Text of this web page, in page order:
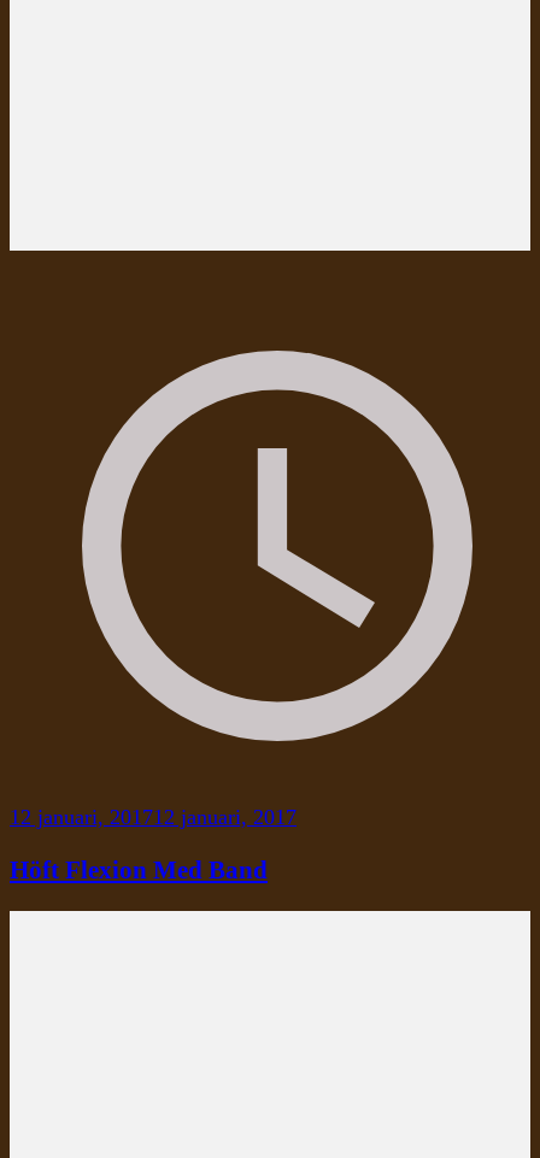
12 januari, 201712 januari, 2017
Höft Flexion Med Band